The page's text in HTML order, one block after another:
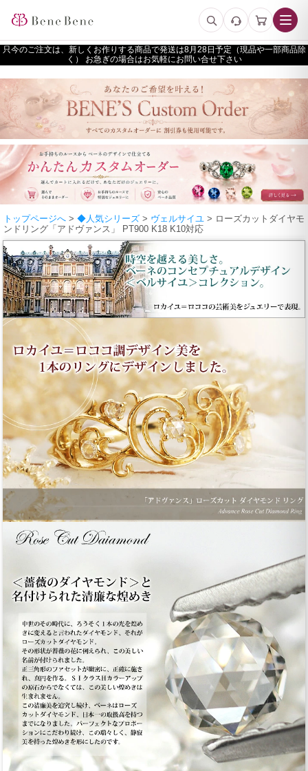
只今のご注文は、新しくお作りする商品で発送は
予定（現品や一部商品除
く） お急ぎの場合はお気軽にお問い合せ下さい
トップページへ > ◆人気シリーズ > ヴェルサイユ > ローズカットダイヤモ
ンドリング「アドヴァンス」 PT900 K18 K10対応